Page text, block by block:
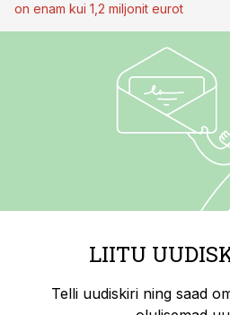
on enam kui 1,2 miljonit eurot
LIITU
Telli uudiskiri ning saad